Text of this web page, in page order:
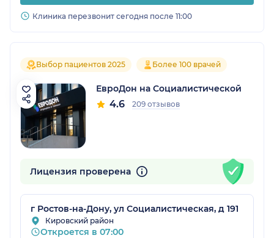
Клиника перезвонит сегодня после 11:00
Выбор пациентов 2025 Более 100 врачей
ЕвроДон на Социалистической
4.6 209 отзывов
Лицензия проверена
г Ростов-на-Дону, ул Социалистическая, д 191
Кировский район
Откроется в 07:00